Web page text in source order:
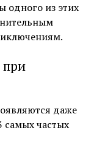
одного из этих
при
даже
самых частых